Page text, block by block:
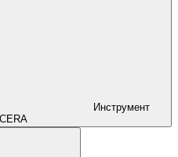
Инструмент